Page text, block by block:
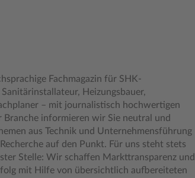
Fachmagazin für SHK-
Heizungsbauer,
– mit journalistisch hochwertigen
Branche informieren wir Sie neutral und
aus Technik und Unternehmensführung
auf den Punkt. Für uns steht stets
Stelle: Wir schaffen Markttransparenz und
mit Hilfe von übersichtlich aufbereiteten